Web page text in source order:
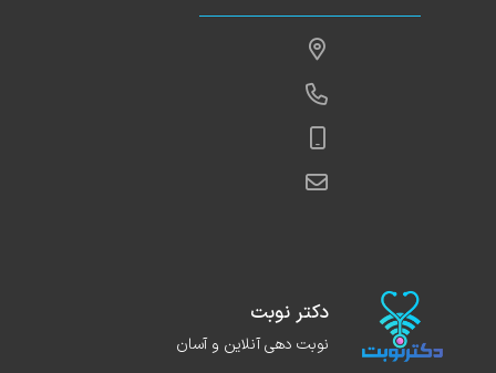
دکتر نوبت
نوبت دهی آنلاین و آسان